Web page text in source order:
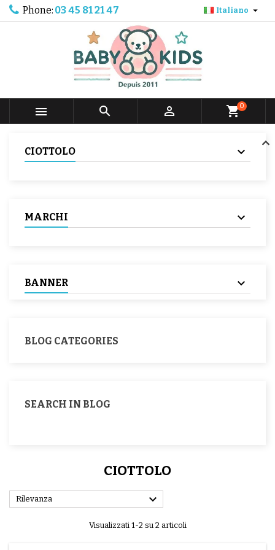
Phone: 03 45 81 21 47 Italiano 
   shopping_cart0
CIOTTOLO
MARCHI
BANNER
BLOG CATEGORIES
SEARCH IN BLOG
CIOTTOLO
Rilevanza 
Visualizzati 1-2 su 2 articoli